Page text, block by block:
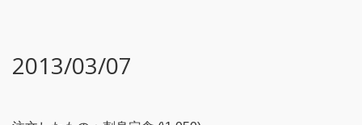
2013/03/07